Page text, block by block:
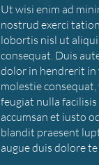
Ut wisi enim ad
nostrud exerci
lobortis nisl ut
consequat. Duis
dolor in hendrerit
molestie
feugiat nulla
accumsan et iusto
blandit praesent
augue duis dolore